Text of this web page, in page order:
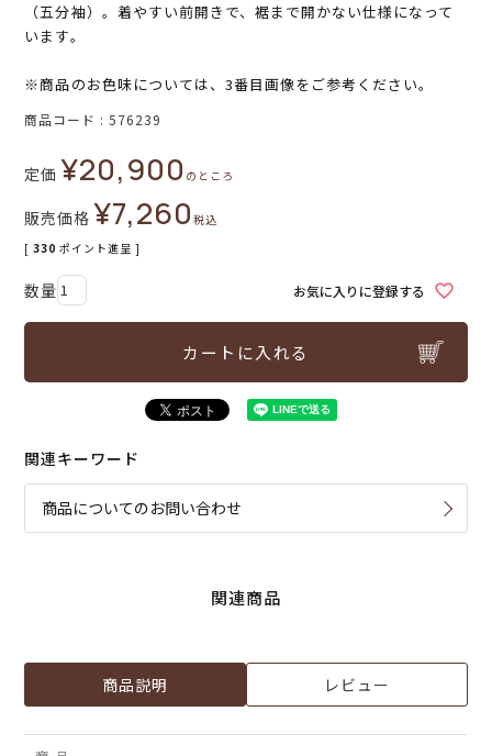
（五分袖）。着やすい前開きで、裾まで開かない仕様になって
います。
※商品のお色味については、3番目画像をご参考ください。
商品コード 576239
定価 ¥20,900 のところ
販売価格 ¥7,260税込
[ 330 ポイント進呈 ]
お気に入りに登録する
カートに入れる
関連キーワード
商品についてのお問い合わせ
関連商品
商品説明 レビュー